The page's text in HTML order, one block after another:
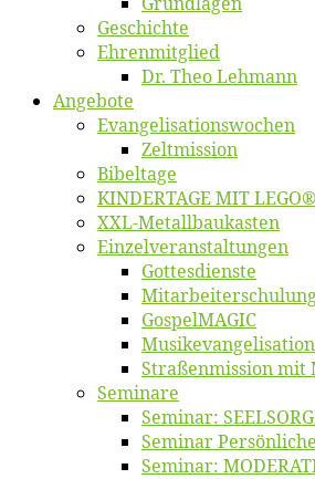
Ge­schich­te
Eh­ren­mit­glied
Dr. Theo Lehmann
An­ge­bo­te
Evangelisa­tions­wo­chen
Zelt­mis­si­on
Bi­bel­ta­ge
KINDERTAGE MIT LEGO®
XXL-Me­­tal­l­­bau­­kas­­ten
Einzelver­an­stal­tungen
Got­tes­diens­te
Gos­pel­MA­GIC
Musikevan­ge­li­sa­tion
Straßenmis­sion mit
Se­mi­na­re
Se­mi­nar:
Se­mi­nar
Se­mi­nar: